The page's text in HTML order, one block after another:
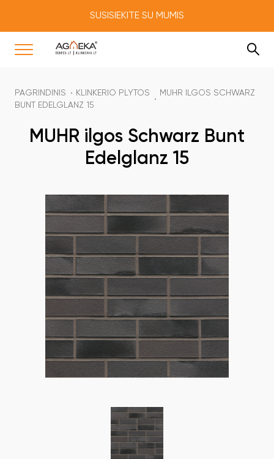
SUSISIEKITE SU MUMIS
PAGRINDINIS KLINKERIO PLYTOS
MUHR ILGOS SCHWARZ
BUNT EDELGLANZ 15
MUHR ilgos Schwarz Bunt
Edelglanz 15